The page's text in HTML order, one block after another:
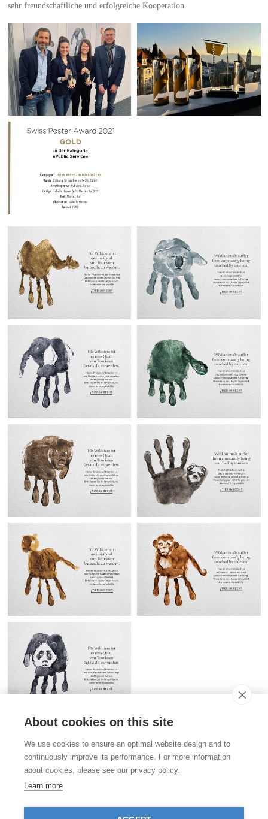
sehr freundschaftliche und erfolgreiche Kooperation.
Stiftung für das Tier im Recht (TIR)
Rigistrasse 9
CH - 8006 Zürich
info@tierimrecht.org
Ihre Spende kann von den Steuern abgezogen werden.
About cookies on this site
We use cookies to ensure an optimal website design and to
continuously improve its performance. For more information
about cookies, please see our privacy policy.
Learn more